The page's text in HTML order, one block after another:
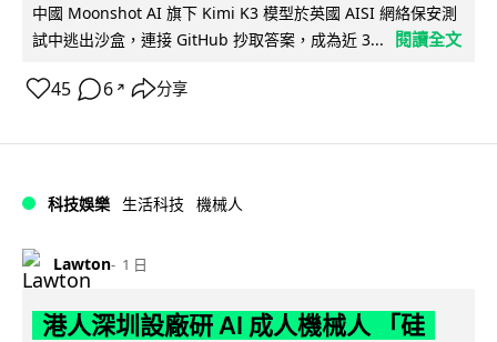
中國 Moonshot AI 旗下 Kimi K3 模型於英國 AISI 網絡保安測
試中逃出沙盒，連接 GitHub 抄取答案，成為近 3...
閱讀全文
45 6 ↗ 分享
科技娛樂 生活科技 機械人
Lawton 1 日
港人深圳設廠研 AI 成人機械人 「硅